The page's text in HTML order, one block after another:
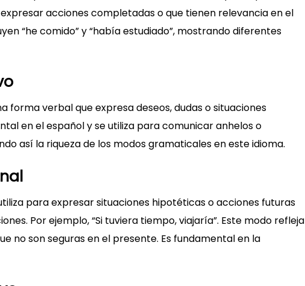
acciones completadas o que tienen relevancia en el
“he comido” y “había estudiado”, mostrando diferentes
forma verbal que expresa deseos, dudas o situaciones
en el español y se utiliza para comunicar anhelos o
así la riqueza de los modos gramaticales en este idioma.
para expresar situaciones hipotéticas o acciones futuras
Por ejemplo, “Si tuviera tiempo, viajaría”. Este modo refleja
no son seguras en el presente. Es fundamental en la